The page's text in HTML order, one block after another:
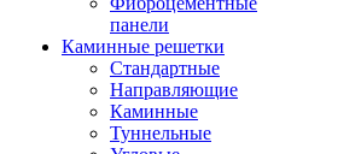
панели
Каминные решетки
Стандартные
Направляющие
Каминные
Туннельные